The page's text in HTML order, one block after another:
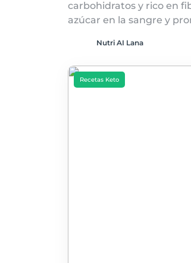
carbohidratos y rico en
azúcar en la sangre y
Nutri AI Lana
Recetas Keto